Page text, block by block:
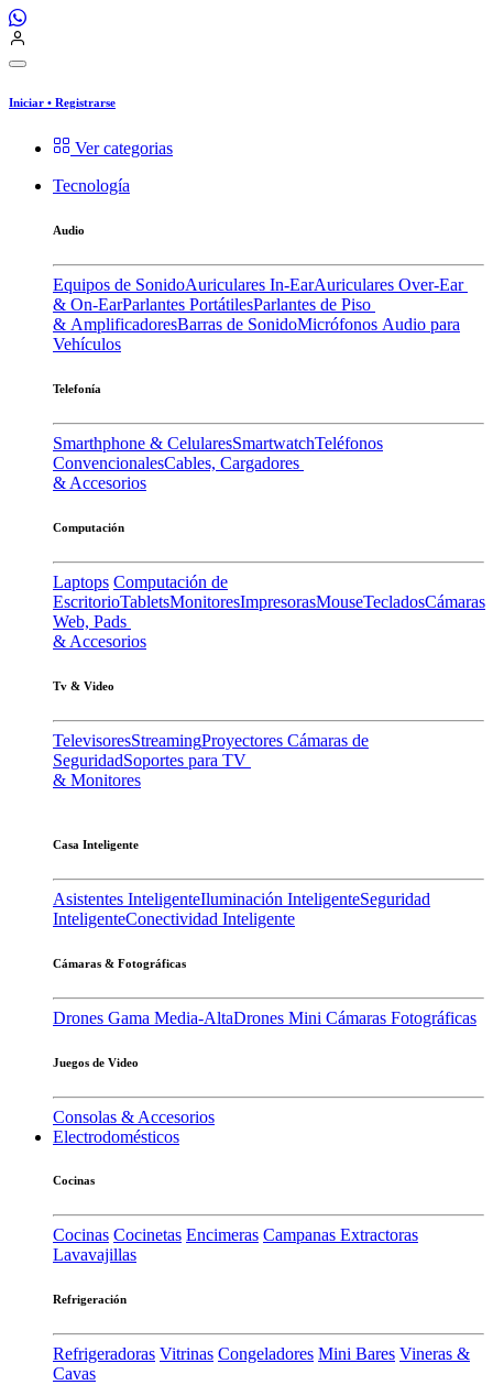
Iniciar • Registrarse
Ver categorias
Tecnología
Audio
Equipos de SonidoAuriculares In-EarAuriculares Over-Ear
& On-EarParlantes PortátilesParlantes de Piso
& AmplificadoresBarras de SonidoMicrófonos Audio para
Vehículos
Telefonía
Smarthphone & CelularesSmartwatchTeléfonos
ConvencionalesCables, Cargadores
& Accesorios
Computación
Laptops Computación de
EscritorioTabletsMonitoresImpresorasMouseTecladosCámaras
Web, Pads
& Accesorios
Tv & Video
TelevisoresStreamingProyectores Cámaras de
SeguridadSoportes para TV
& Monitores
Casa Inteligente
Asistentes InteligenteIluminación InteligenteSeguridad
InteligenteConectividad Inteligente
Cámaras & Fotográficas
Drones Gama Media-AltaDrones Mini Cámaras Fotográficas
Juegos de Video
Consolas & Accesorios
Electrodomésticos
Cocinas
Cocinas Cocinetas Encimeras Campanas Extractoras
Lavavajillas
Refrigeración
Refrigeradoras Vitrinas Congeladores Mini Bares Vineras &
Cavas